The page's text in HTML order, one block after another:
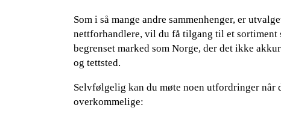
Som i så mange andre sammenhenger, er
nettforhandlere, vil du få tilgang til et
begrenset marked som Norge, der det ikke
og tettsted.
Selvfølgelig kan du møte noen utfordringer
overkommelige: